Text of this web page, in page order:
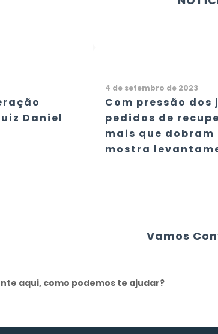
Daniel
4 de setembro de 2023
Com pressão
pedidos de
mais que dobram
mostra
Vamos
aqui, como podemos te ajudar?